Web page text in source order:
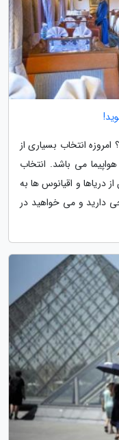
انتخاب بسیاری از
می باشد. انتخاب
دریاها و اقیانوس ها به
دارید و می خواهید در